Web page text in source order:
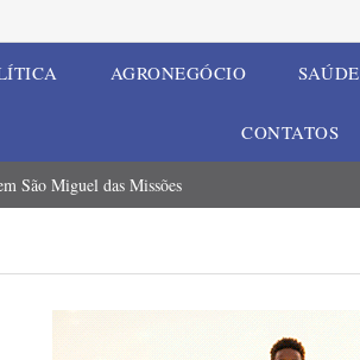
AGRONEGÓCIO SAÚDE
CONTATOS
São Miguel das Missões